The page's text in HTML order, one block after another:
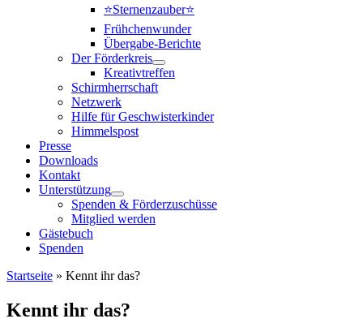
⭐Sternenzauber⭐
Frühchenwunder
Übergabe-Berichte
Der Förderkreis
Kreativtreffen
Schirmherrschaft
Netzwerk
Hilfe für Geschwisterkinder
Himmelspost
Presse
Downloads
Kontakt
Unterstützung
Spenden & Förderzuschüsse
Mitglied werden
Gästebuch
Spenden
Startseite » Kennt ihr das?
Kennt ihr das?